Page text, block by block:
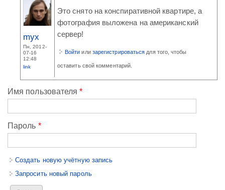
myx
Пн, 2012-
07-16
12:48
link
Это снято на конспиративной квартире, а
фотография выложена на американский
сервер!
Войти или зарегистрироваться для того, чтобы
оставить свой комментарий.
Имя пользователя*
Пароль *
Создать новую учётную запись
Запросить новый пароль